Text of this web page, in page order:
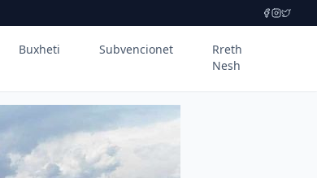
Buxheti Subvencionet
Rreth
Nesh